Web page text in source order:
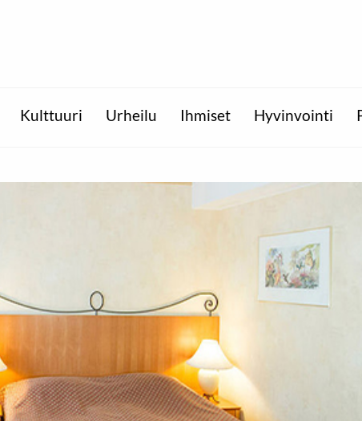
Kulttuuri Urheilu Ihmiset Hyvinvointi